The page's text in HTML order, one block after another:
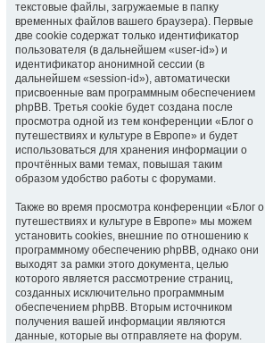
текстовые файлы, загружаемые в папку
временных файлов вашего браузера). Первые
две cookie содержат только идентификатор
пользователя (в дальнейшем «user-id») и
идентификатор анонимной сессии (в
дальнейшем «session-id»), автоматически
присвоенные вам программным обеспечением
phpBB. Третья cookie будет создана после
просмотра одной из тем конференции «Блог о
путешествиях и культуре в Европе» и будет
использоваться для хранения информации о
прочтённых вами темах, повышая таким
образом удобство работы с форумами.
Также во время просмотра конференции «Блог о
путешествиях и культуре в Европе» мы можем
установить cookies, внешние по отношению к
программному обеспечению phpBB, однако они
выходят за рамки этого документа, целью
которого является рассмотрение страниц,
созданных исключительно программным
обеспечением phpBB. Вторым источником
получения вашей информации являются
данные, которые вы отправляете на форум.